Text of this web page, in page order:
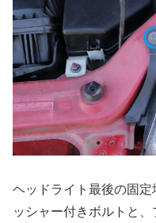
ヘッドライト最後の固
ッシャー付きボルトと